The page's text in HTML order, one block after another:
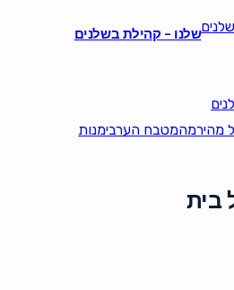
שלנו – קהילת בשלנים
מהירמהמטבח הערבימנות
בית